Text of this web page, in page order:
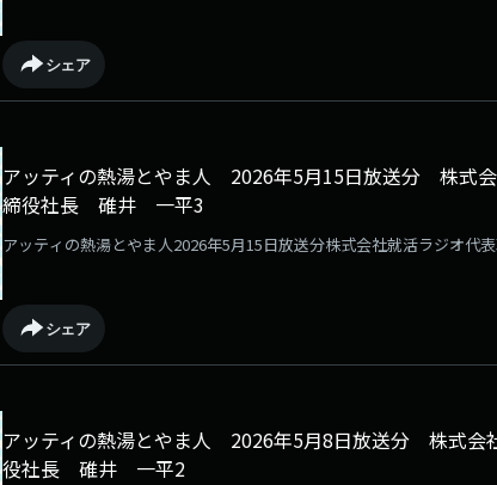
シェア
アッティの熱湯とやま人 2026年5月15日放送分 株
締役社長 碓井 一平3
アッティの熱湯とやま人2026年5月15日放送分株式会社就活ラジオ代
シェア
アッティの熱湯とやま人 2026年5月8日放送分 株式
役社長 碓井 一平2